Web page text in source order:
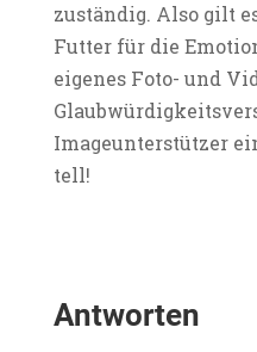
zuständig. Also gilt
Futter für die
eigenes Foto- und
Imageunterstützer
tell!
Antworten